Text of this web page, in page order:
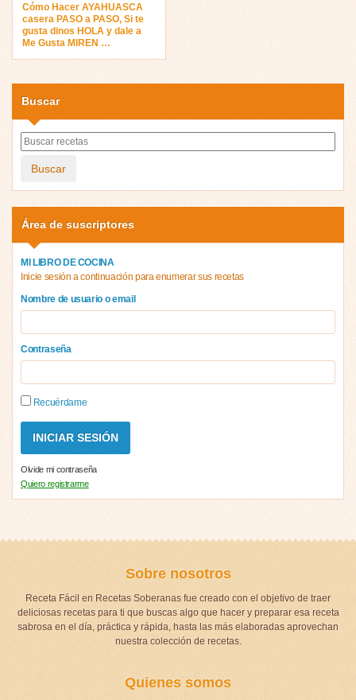
Cómo Hacer AYAHUASCA
casera PASO a PASO, Si te
gusta dinos HOLA y dale a
Me Gusta MIREN …
Buscar
Buscar
Área de suscriptores
MI LIBRO DE COCINA
Inicie sesión a continuación para enumerar sus recetas
Nombre de usuario o email
Contraseña
Recuérdame
Olvide mi contraseña
Quiero registrarme
Sobre nosotros
Receta Fácil en Recetas Soberanas fue creado con el objetivo de traer
deliciosas recetas para ti que buscas algo que hacer y preparar esa receta
sabrosa en el día, práctica y rápida, hasta las más elaboradas aprovechan
nuestra colección de recetas.
Quienes somos